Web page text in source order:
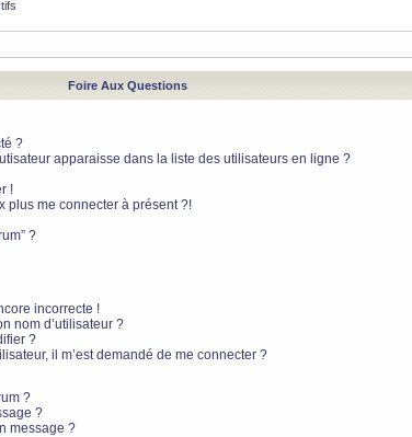
Foire Aux Questions
?
apparaisse dans la liste des utilisateurs en ligne ?
!
plus me connecter à présent ?!
?
incorrecte !
nom d’utilisateur ?
?
il m’est demandé de me connecter ?
?
?
message ?